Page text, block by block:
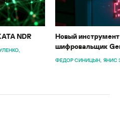
NDR
Новый
шифровальщик
ФЕДОР СИНИЦЫН ЯНИС